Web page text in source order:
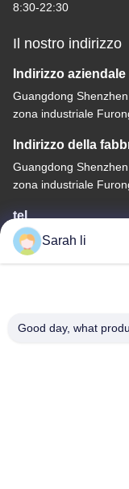
8:30-22:30
Il nostro indirizzo
Indirizzo aziendale
Guangdong
zona industriale
Indirizzo della
Guangdong
zona industriale
tel
86-0755-27097532-
Cina Buona
Sarah li
Good day, what